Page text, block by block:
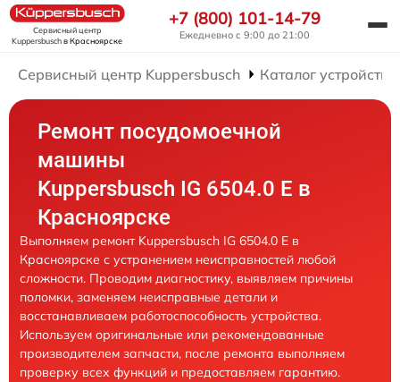
Сервисный центр
Kuppersbuschв Красноярске
+7 (800) 101-14-79
Ежедневно с 9:00 до 21:00
Сервисный центр Kuppersbusch Каталог устройств
Ремонт посудомоечной
машины
Kuppersbusch IG 6504.0 E в
Красноярске
Выполняем ремонт Kuppersbusch IG 6504.0 E в
Красноярске с устранением неисправностей любой
сложности. Проводим диагностику, выявляем причины
поломки, заменяем неисправные детали и
восстанавливаем работоспособность устройства.
Используем оригинальные или рекомендованные
производителем запчасти, после ремонта выполняем
проверку всех функций и предоставляем гарантию.